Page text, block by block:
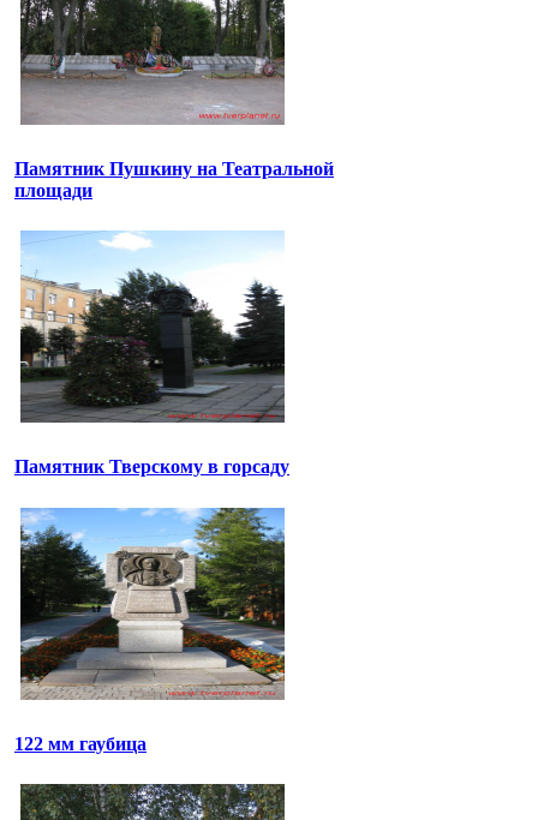
Памятник Пушкину на Театральной
площади
Памятник Тверскому в горсаду
122 мм гаубица